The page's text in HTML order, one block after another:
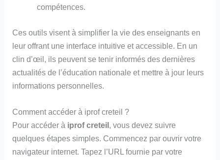
compétences.
Ces outils visent à simplifier la vie des enseignants en
leur offrant une interface intuitive et accessible. En un
clin d’œil, ils peuvent se tenir informés des dernières
actualités de l’éducation nationale et mettre à jour leurs
informations personnelles.
Comment accéder à iprof creteil ?
Pour accéder à iprof creteil, vous devez suivre
quelques étapes simples. Commencez par ouvrir votre
navigateur internet. Tapez l’URL fournie par votre